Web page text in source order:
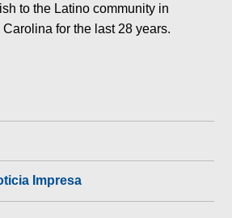
to the Latino community in
for the last 28 years.
Impresa